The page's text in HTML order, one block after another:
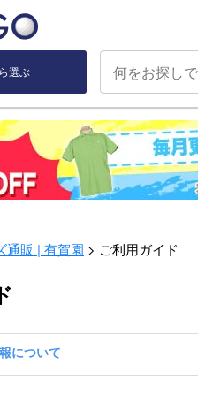
選ぶ
通販 | 有賀園 ご利用ガイド
について